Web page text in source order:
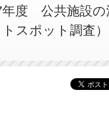
年度 公共施設の
トスポット調査）